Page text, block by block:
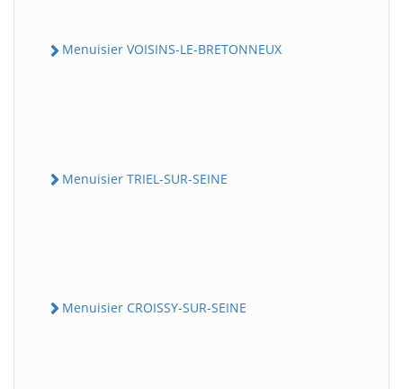
Menuisier VOISINS-LE-BRETONNEUX
Menuisier TRIEL-SUR-SEINE
Menuisier CROISSY-SUR-SEINE